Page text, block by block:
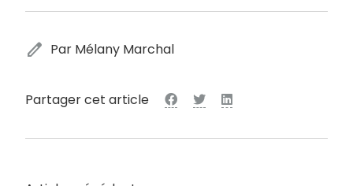
edit Par Mélany Marchal
Partager cet article